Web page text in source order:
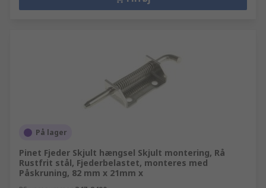
På lager
Pinet Fjeder Skjult hængsel Skjult montering, Rå
Rustfrit stål, Fjederbelastet, monteres med
Påskruning, 82 mm x 21mm x